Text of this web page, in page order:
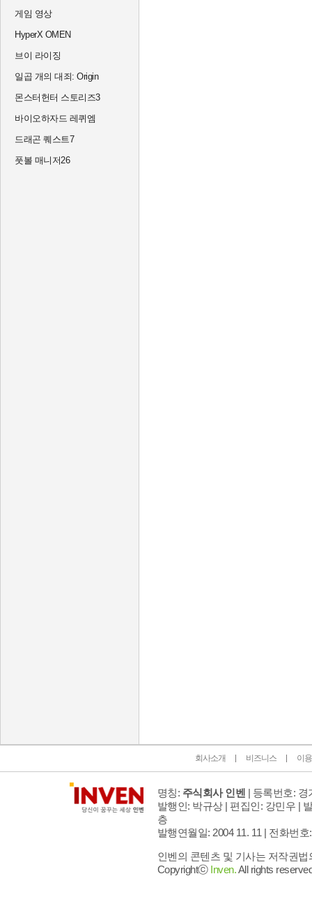
게임 영상
HyperX OMEN
브이 라이징
일곱 개의 대죄: Origin
몬스터헌터 스토리즈3
바이오하자드 레퀴엠
드래곤 퀘스트7
풋볼 매니저26
회사소개 비즈니스 이
명칭: 주식회사 인벤 | 등록번호: 경
발행인: 박규상 | 편집인: 강민우 |
층
발행연월일: 2004 11. 11 | 전화번호
인벤의 콘텐츠 및 기사는 저작권
Copyrightⓒ Inven.All rights